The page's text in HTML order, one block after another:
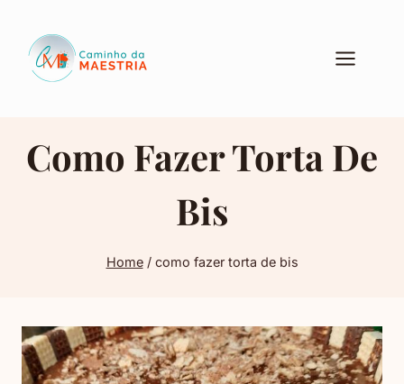
Conteúdo
Como Fazer Torta De
Bis
Home / como fazer torta de bis